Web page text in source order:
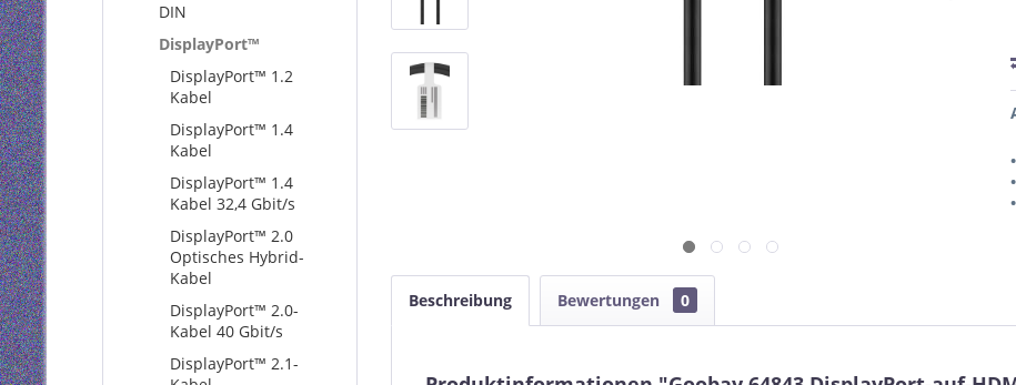
DIN
DisplayPort™
DisplayPort™ 1.2
Kabel
DisplayPort™ 1.4
Kabel
DisplayPort™ 1.4
Kabel 32,4 Gbit/s
DisplayPort™ 2.0
Optisches Hybrid-
Kabel
DisplayPort™ 2.0-
Kabel 40 Gbit/s
DisplayPort™ 2.1-
Beschreibung Bewertungen 0